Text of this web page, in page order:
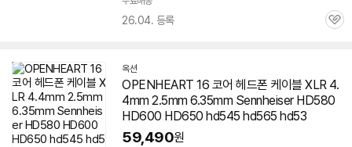
26.04. 등록
관
옥션
OPENHEART 16 코어 헤드폰 케이블 XLR 4.
4mm 2.5mm 6.35mm Sennheiser HD580
HD600 HD650 hd545 hd565 hd53
59,490원